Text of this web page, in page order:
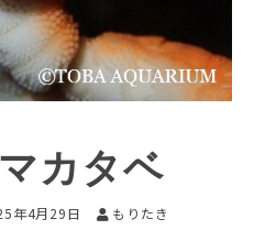
カタベ
年4月29日 もりたき